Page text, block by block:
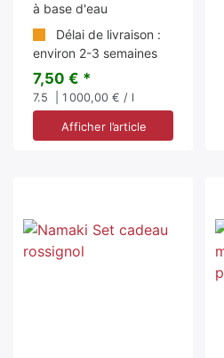
à base d'eau
Délai de livraison :
environ 2-3 semaines
7,50 € *
7.5 | 1 000,00 € / l
Afficher l’article